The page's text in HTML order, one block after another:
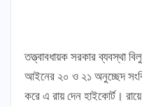
তত্ত্বাবধায়ক সরকার ব্যবস্থা
আইনের ২০ ও ২১ অনুচ্ছেদ
করে এ রায় দেন হাইকোর্ট।